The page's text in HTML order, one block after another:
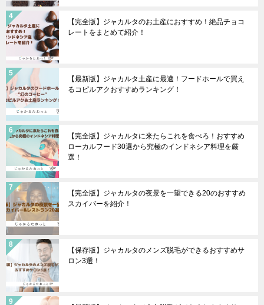
【完全版】ジャカルタのお土産におすすめ！絶品チョコ
レートをまとめて紹介！
【最新版】ジャカルタ土産に最適！フードホールで買え
るコピルアクおすすめランキング！
【完全版】ジャカルタに来たらこれを食べろ！おすすめ
ローカルフード30選から究極のインドネシア料理を厳
選！
【完全版】ジャカルタの夜景を一望できる20のおすすめ
スカイバーを紹介！
【保存版】ジャカルタのメンズ脱毛ができるおすすめサ
ロン3選！